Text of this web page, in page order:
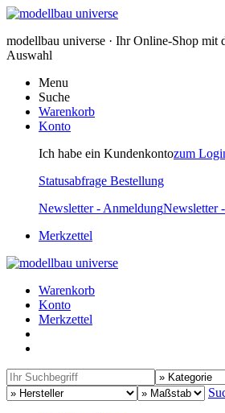
modellbau universe · Ihr Online-Shop mit
Auswahl
Menu
Suche
Warenkorb
Konto
Ich habe ein Kundenkontozum
Statusabfrage Bestellung
Newsletter - AnmeldungNewsletter
Merkzettel
Warenkorb
Konto
Merkzettel